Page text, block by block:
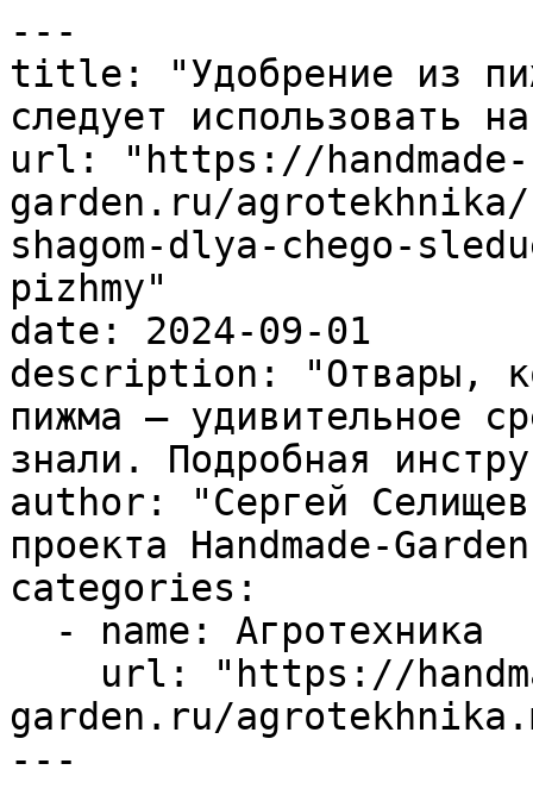
---
title: "Удобрение из
следует использовать
url: "https://handmade-
garden.ru/
shagom-dlya-chego-
pizhmy"
date: 2024-09-01
description: "Отвары,
пижма — удивительное
знали. Подробная
author: "Сергей
проекта Handmade-
categories:
garden.ru/
---